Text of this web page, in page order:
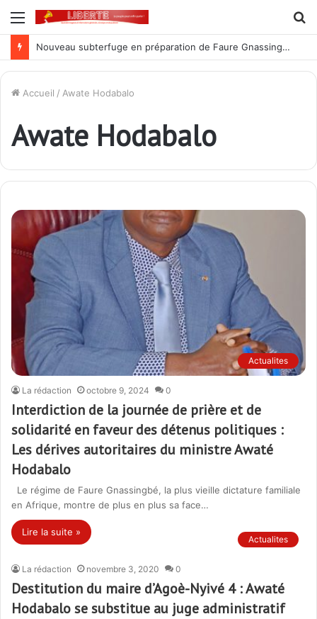
Menu
Nouveau subterfuge en préparation de Faure Gnassingbé pour ne jamais partir ; les Togolais disent non et sont vent debout
Accueil / Awate Hodabalo
Awate Hodabalo
Actualites
La rédaction octobre 9, 2024 0
Interdiction de la journée de prière et de
solidarité en faveur des détenus politiques :
Les dérives autoritaires du ministre Awaté
Hodabalo
Le régime de Faure Gnassingbé, la plus vieille dictature familiale
en Afrique, montre de plus en plus sa face…
Lire la suite »
Actualites
La rédaction novembre 3, 2020 0
Destitution du maire d’Agoè-Nyivé 4 : Awaté
Hodabalo se substitue au juge administratif